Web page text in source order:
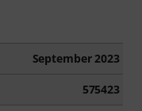
September 2023
575423